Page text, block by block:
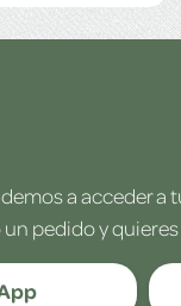
a acceder
un pedido y